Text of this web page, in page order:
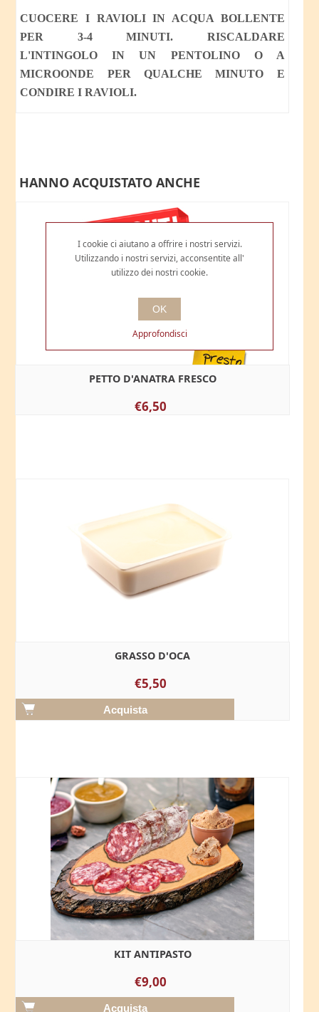
CUOCERE I RAVIOLI IN ACQUA BOLLENTE
PER 3-4 MINUTI.
RISCALDARE
L'INTINGOLO IN UN PENTOLINO O A
MICROONDE PER QUALCHE MINUTO E
CONDIRE I RAVIOLI.
HANNO ACQUISTATO ANCHE
PETTO D'ANATRA FRESCO
€6,50
GRASSO D'OCA
€5,50
KIT ANTIPASTO
€9,00
I cookie ci aiutano a offrire i nostri servizi.
Utilizzando i nostri servizi, acconsentite all'
utilizzo dei nostri cookie.
OK
Approfondisci